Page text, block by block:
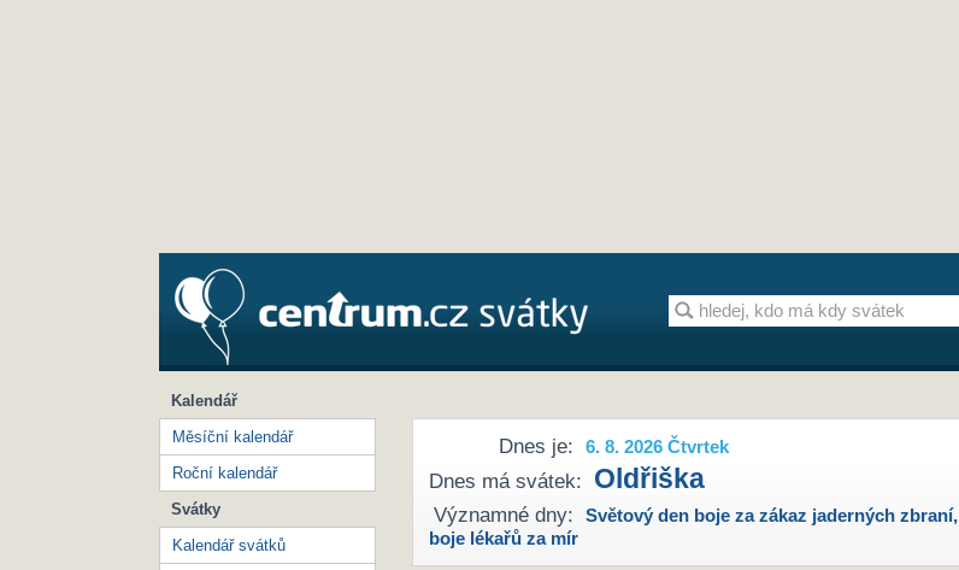
Dnes je: 6. 8. 2026 Čtvrtek
Dnes má svátek: Oldřiška
Významné dny: Světový den boje za zákaz jaderných zbraní,
boje lékařů za mír
Kalendář
Měsíční kalendář
Roční kalendář
Svátky
Kalendář svátků